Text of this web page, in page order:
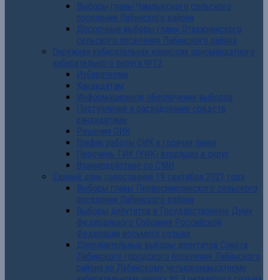
Выборы главы Чамлыкского сельского
поселения Лабинского района
Досрочные выборы главы Отважненского
сельского поселения Лабинского района
Окружная избирательная комиссия одномандатного
избирательного округа №12
Избирателям
Кандидатам
Информационное обеспечение выборов
Поступление и расходование средств
кандидатами
Решения ОИК
График работы ОИК и горячая линия
Перечень ТИК (УИК) входящих в округ
Взаимодействие со СМИ
Единый день голосования 19 сентября 2021 года
Выборы главы Первосинюхинского сельского
поселения Лабинского района
Выборы депутатов в Государственную Думу
Федерального Собрания Российской
Федерации восьмого созыва
Дополнительные выборы депутатов Совета
Лабинского городского поселения Лабинского
района по Лабинскому четырехмандатному